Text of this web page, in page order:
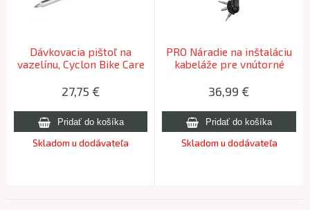
Dávkovacia pištoľ na
vazelínu, Cyclon Bike Care
27,75 €
Skladom u dodávateľa
PRO Náradie na inštaláciu
kabeláže pre vnútorné
36,99 €
Skladom u dodávateľa